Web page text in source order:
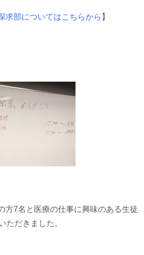
部についてはこちらから 】
方7名と医療の仕事に興味のある生徒
ただきました。